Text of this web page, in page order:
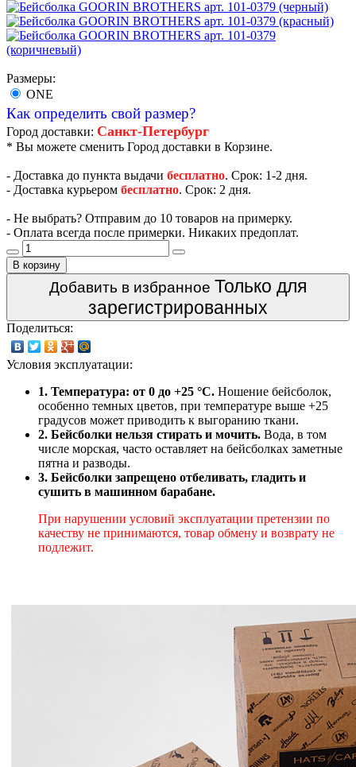
Размеры:
ONE
Как определить свой размер?
Город доставки: Санкт-Петербург
* Вы можете сменить Город доставки в Корзине.
- Доставка до пункта выдачи бесплатно. Срок: 1-2 дня.
- Доставка курьером бесплатно. Срок: 2 дня.
- Не выбрать? Отправим до 10 товаров на примерку.
- Оплата всегда после примерки. Никаких предоплат.
В корзину
Добавить в избранное Только для
зарегистрированных
Поделиться:
Условия эксплуатации:
1. Температура: от 0 до +25 °C. Ношение бейсболок,
особенно темных цветов, при температуре выше +25
градусов может приводить к выгоранию ткани.
2. Бейсболки нельзя стирать и мочить. Вода, в том
числе морская, часто оставляет на бейсболках заметные
пятна и разводы.
3. Бейсболки запрещено отбеливать, гладить и
сушить в машинном барабане.
При нарушении условий эксплуатации претензии по
качеству не принимаются, товар обмену и возврату не
подлежит.